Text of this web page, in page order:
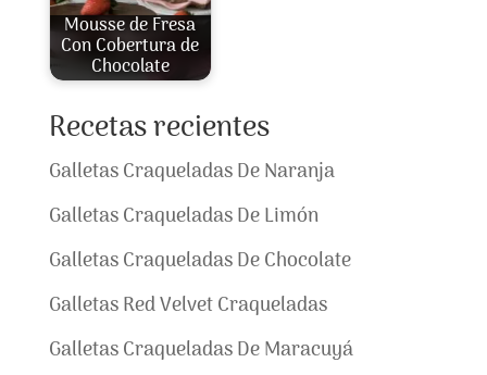
Mousse de Fresa
Con Cobertura de
Chocolate
Recetas recientes
Galletas Craqueladas De Naranja
Galletas Craqueladas De Limón
Galletas Craqueladas De Chocolate
Galletas Red Velvet Craqueladas
Galletas Craqueladas De Maracuyá